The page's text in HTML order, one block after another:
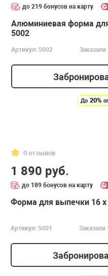
до 219 бонусов на карту
Алюминиевая форма
5002
Артикул: 5002 Заказали
До 20%
0 отзывов
1 890 руб.
до 189 бонусов на карту
Форма для выпечки 16 х
Артикул: 5001 Заказали